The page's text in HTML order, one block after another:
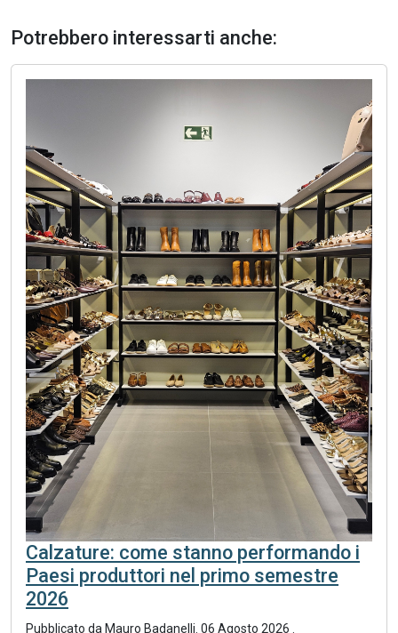
Potrebbero interessarti anche:
Calzature: come stanno performando i
Paesi produttori nel primo semestre
2026
Pubblicato da Mauro Badanelli 06 Agosto 2026